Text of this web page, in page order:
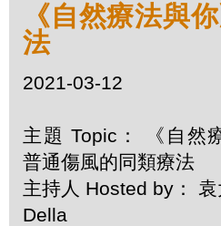
《自然療法與
法
2021-03-12
主題 Topic： 《自然
普通傷風的同類療法
主持人 Hosted by：
Della